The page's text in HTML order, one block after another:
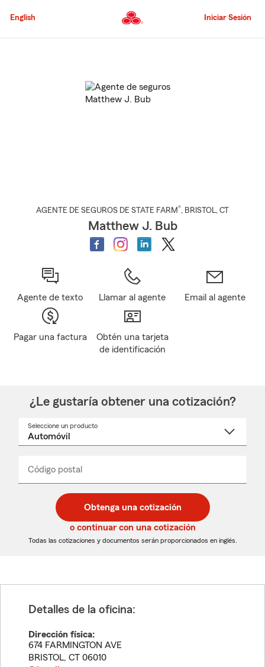
al
principal
English Iniciar Sesión
AGENTE DE SEGUROS DE STATE FARM®, BRISTOL, CT
Matthew J. Bub
Agente de texto Llamar al agente Email al agente
Pagar una factura
Obtén una tarjeta
de identificación
¿Le gustaría obtener una cotización?
Seleccione un producto
desplegable
Código postal
de
5
dígitos
de
5
dígitos
_____
Obtenga una cotización
o continuar con una cotización
Todas las cotizaciones y documentos serán proporcionados en inglés.
Detalles de la oficina:
Dirección física:
674 FARMINGTON AVE
BRISTOL, CT 06010